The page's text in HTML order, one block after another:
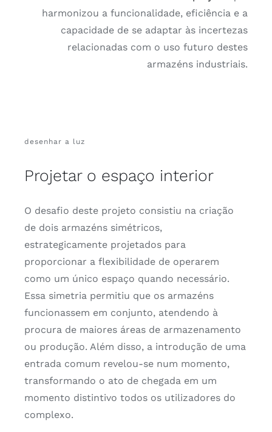
harmonizou a funcionalidade, eficiência e a
capacidade de se adaptar às incertezas
relacionadas com o uso futuro destes
armazéns industriais.
desenhar a luz
Projetar o espaço interior
O desafio deste projeto consistiu na criação
de dois armazéns simétricos,
estrategicamente projetados para
proporcionar a flexibilidade de operarem
como um único espaço quando necessário.
Essa simetria permitiu que os armazéns
funcionassem em conjunto, atendendo à
procura de maiores áreas de armazenamento
ou produção. Além disso, a introdução de uma
entrada comum revelou-se num momento,
transformando o ato de chegada em um
momento distintivo todos os utilizadores do
complexo.